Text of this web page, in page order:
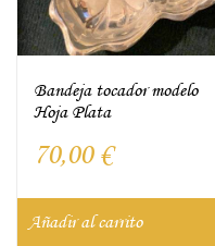
Bandeja tocador modelo
Hoja Plata
70,00 €
Añadir al carrito